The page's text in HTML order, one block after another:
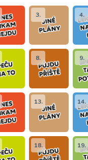
3. 4.
8. 9.
13. 14.
18. 19.